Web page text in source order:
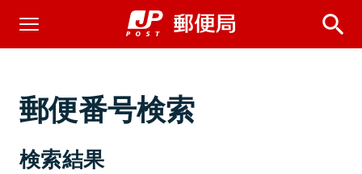
郵便番号検索
検索結果